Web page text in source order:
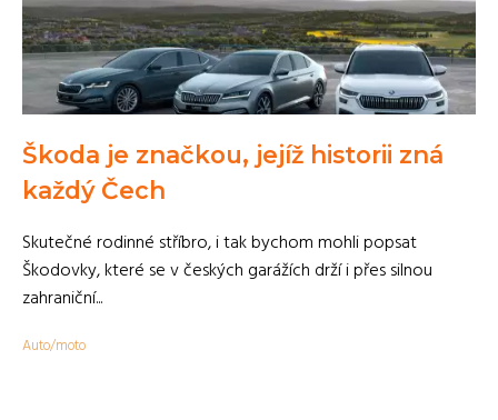
Škoda je značkou, jejíž historii zná
každý Čech
Skutečné rodinné stříbro, i tak bychom mohli popsat
Škodovky, které se v českých garážích drží i přes silnou
zahraniční...
Auto/moto